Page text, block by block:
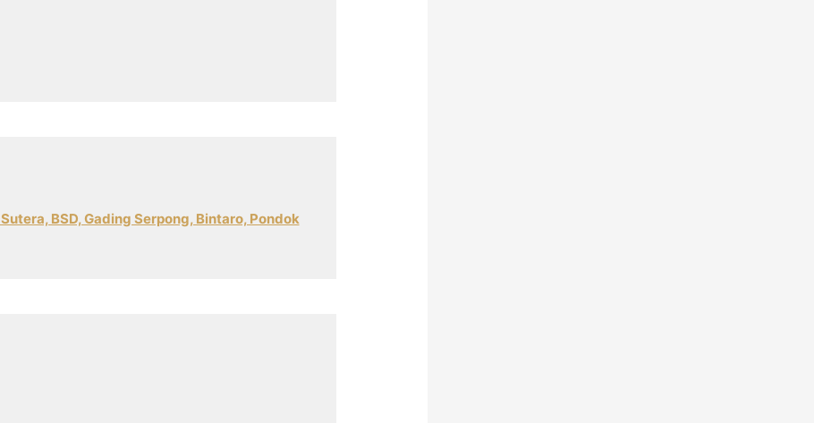
BSD, Gading Serpong, Bintaro, Pondok